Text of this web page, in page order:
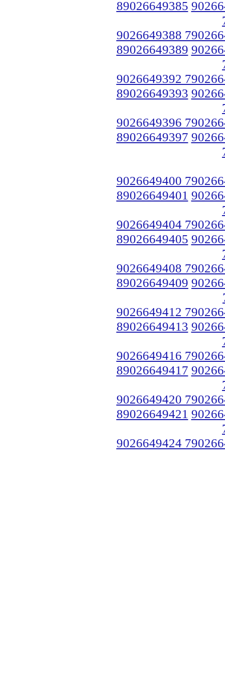
89026649385
9026649388
89026649389
9026649392
89026649393
9026649396
89026649397
9026649400
89026649401
9026649404
89026649405
9026649408
89026649409
9026649412
89026649413
9026649416
89026649417
9026649420
89026649421
9026649424